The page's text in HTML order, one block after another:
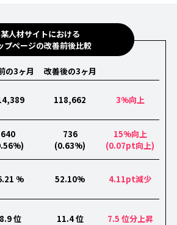
某人材サイトにおける
プページの改善前後比較
の3ヶ月 改善後の3ヶ月
118,662 3%向上
640
736
(0.63%)
15%向上
(0.07pt向上)
% 52.10% 4.11pt減少
位 11.4 位 7.5 位分上昇